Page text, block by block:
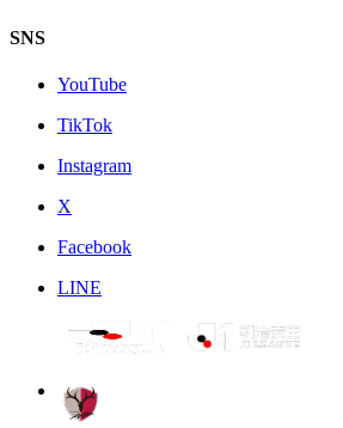
SNS
YouTube
TikTok
Instagram
X
Facebook
LINE